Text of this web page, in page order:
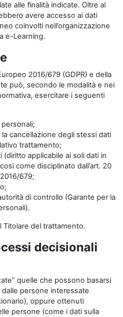
alle finalità indicate. Oltre al
avere accesso ai dati
coinvolti nell’organizzazione
e-Learning.
2016/679 (GDPR) e della
può, secondo le modalità e nei
esercitare i seguenti
cancellazione degli stessi dati
trattamento;
(diritto applicabile ai soli dati in
come disciplinato dall’art. 20
679;
di controllo (Garante per la
Titolare del trattamento.
decisionali
quelle che possono basarsi
persone interessate
oppure ottenuti
persone (come i dati sulla